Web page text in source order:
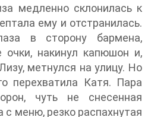
медленно склонилась к
ему и отстранилась.
в сторону бармена,
очки, накинул капюшон и,
метнулся на улицу. Но
перехватила Катя. Пара
чуть не снесенная
с меню, резко распахнутая